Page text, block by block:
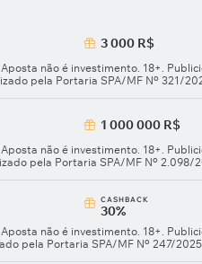
3 000 R$
não é investimento. 18+.
pela Portaria SPA/MF Nº 321/
1 000 000 R$
não é investimento. 18+.
pela Portaria SPA/MF Nº 2.098/
СASHBACK
30%
não é investimento. 18+.
pela Portaria SPA/MF Nº 247/2025